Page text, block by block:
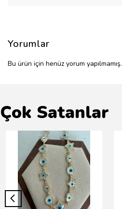
Yorumlar
Bu ürün için henüz yorum yapılmamış.
Çok Satanlar